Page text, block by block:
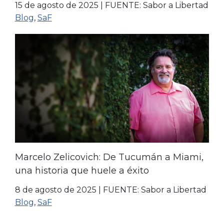
15 de agosto de 2025
FUENTE: Sabor a Libertad
Blog, SaF
Marcelo Zelicovich: De Tucumán a Miami,
una historia que huele a éxito
8 de agosto de 2025
FUENTE: Sabor a Libertad
Blog, SaF